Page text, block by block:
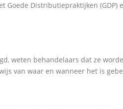
Distributiepraktijken (GDP)
weten behandelaars dat ze
van waar en wanneer het is